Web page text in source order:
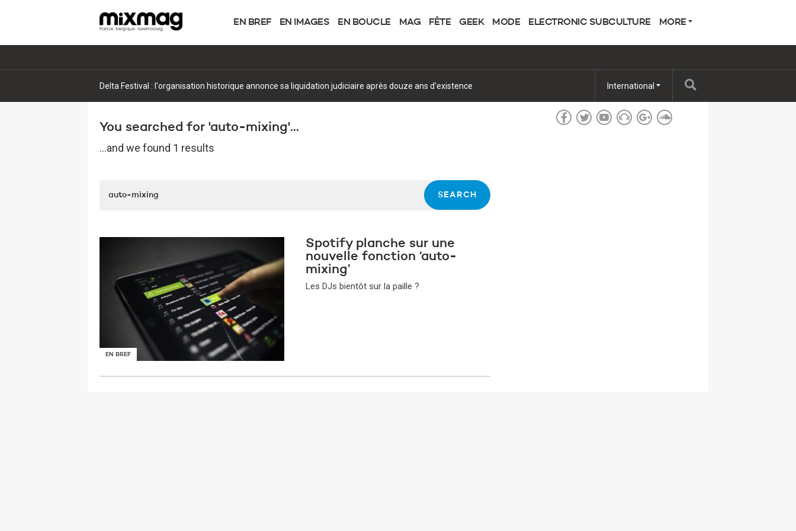
EN BREF EN IMAGES EN BOUCLE MAG FÊTE GEEK MODE ELECTRONIC SUBCULTURE MORE
Delta Festival : l'organisation historique annonce sa liquidation judiciaire après douze ans d'existence International
You searched for 'auto-mixing'...
...and we found 1 results
EN BREF
Spotify planche sur une
nouvelle fonction ‘auto-
mixing’
Les DJs bientôt sur la paille ?